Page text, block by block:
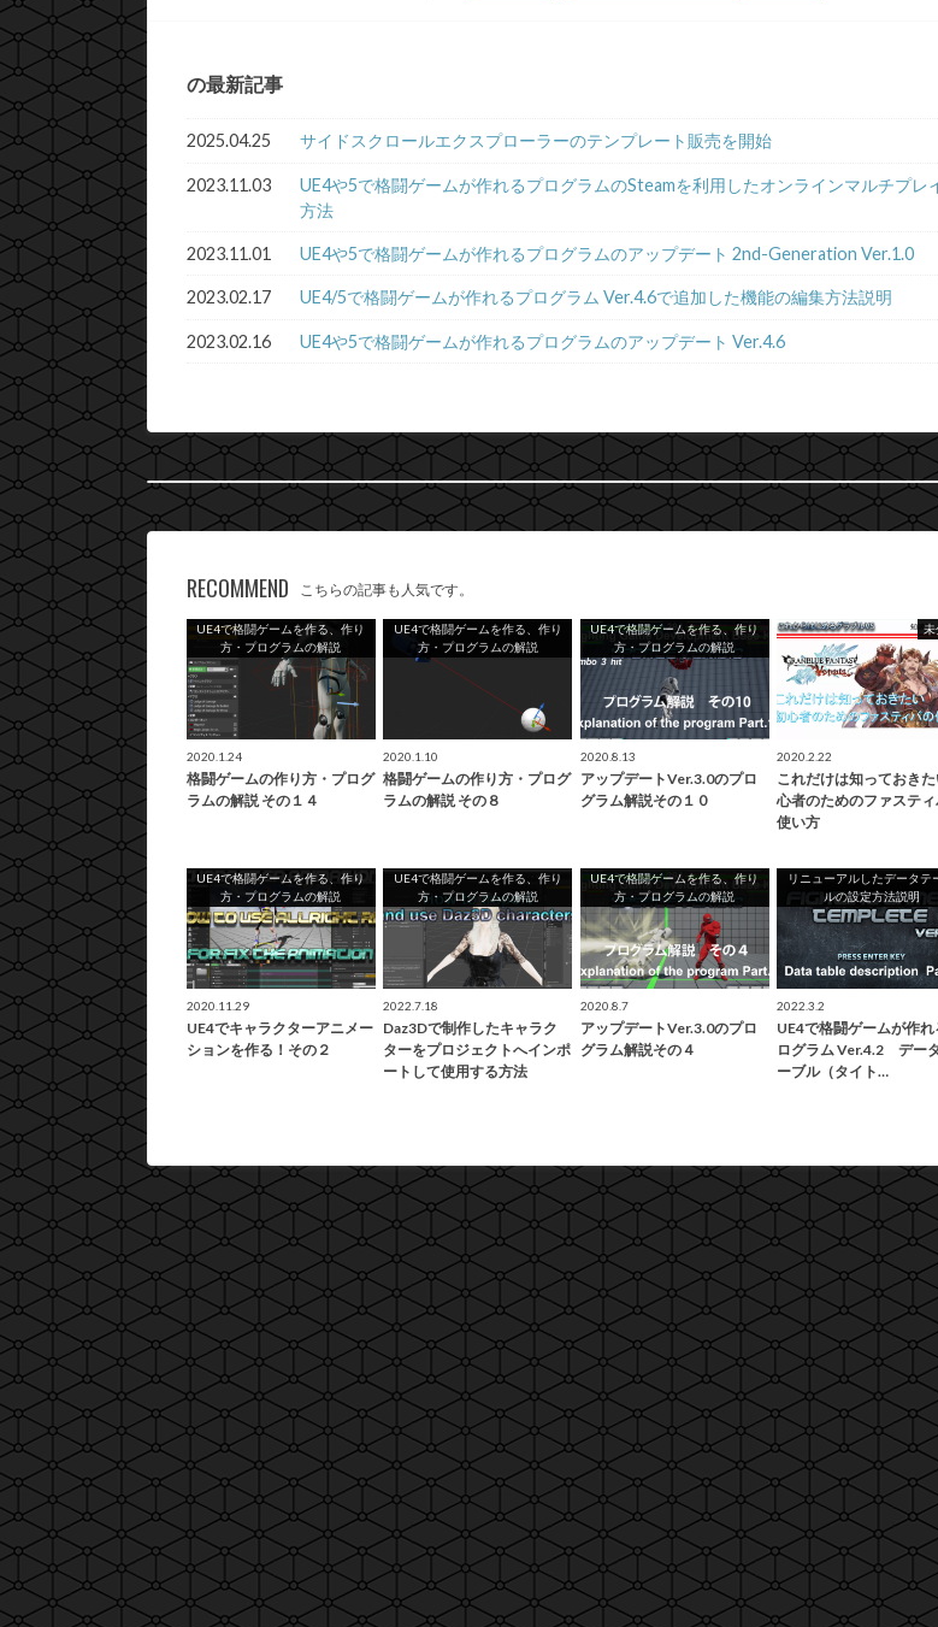
の最新記事
2025.04.25 サイドスクロールエクスプローラーのテンプレート販売を開始
2023.11.03
UE4や5で格闘ゲームが作れるプログラムのSteamを利用したオンラインマルチプレ
方法
2023.11.01 UE4や5で格闘ゲームが作れるプログラムのアップデート 2nd-Generation Ver.1.0
2023.02.17 UE4/5で格闘ゲームが作れるプログラム Ver.4.6で追加した機能の編集方法説明
2023.02.16 UE4や5で格闘ゲームが作れるプログラムのアップデート Ver.4.6
RECOMMEND こちらの記事も人気です。
UE4で格闘ゲームを作る、作り
方・プログラムの解説
2020.1.24
格闘ゲームの作り方・プログ
ラムの解説 その１４
UE4で格闘ゲームを作る、作り
方・プログラムの解説
2020.1.10
格闘ゲームの作り方・プログ
ラムの解説 その８
UE4で格闘ゲームを作る、作り
方・プログラムの解説
2020.8.13
アップデートVer.3.0のプロ
グラム解説その１０
未
2020.2.22
これだけは知っておき
心者のためのファステ
使い方
UE4で格闘ゲームを作る、作り
方・プログラムの解説
2020.11.29
UE4でキャラクターアニメー
ションを作る！その２
UE4で格闘ゲームを作る、作り
方・プログラムの解説
2022.7.18
Daz3Dで制作したキャラク
ターをプロジェクトへインポ
ートして使用する方法
UE4で格闘ゲームを作る、作り
方・プログラムの解説
2020.8.7
アップデートVer.3.0のプロ
グラム解説その４
リニューアルしたデータテ
ルの設定方法説明
2022.3.2
UE4で格闘ゲームが作
ログラム Ver.4.2 デー
ーブル（タイト…